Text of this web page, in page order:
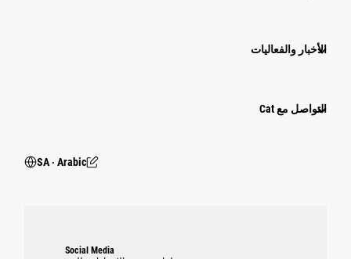
الأخبار والفعاليات
التواصل مع Cat
SA ‧ Arabic
Social Media